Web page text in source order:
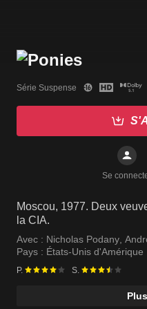
Série Suspense
Se
Moscou, 1977. Deux
la CIA.
Avec : Nicholas Podany,
Pays : États-Unis d'Amérique
P. S.